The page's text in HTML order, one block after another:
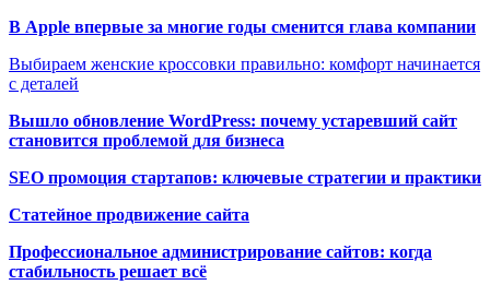
В Apple впервые за многие годы сменится глава компании
Выбираем женские кроссовки правильно: комфорт начинается
с деталей
Вышло обновление WordPress: почему устаревший сайт
становится проблемой для бизнеса
SEO промоция стартапов: ключевые стратегии и практики
Статейное продвижение сайта
Профессиональное администрирование сайтов: когда
стабильность решает всё